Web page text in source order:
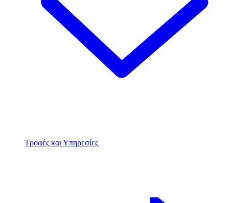
Τροφές και Υπηρεσίες